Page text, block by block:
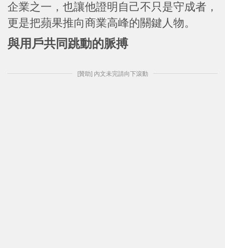
企業之一，也讓他證明自己不只是守成者，
更是把蘋果推向商業高峰的關鍵人物。
與用戶共同跳動的脈搏
[贊助] 內文未完請向下滾動